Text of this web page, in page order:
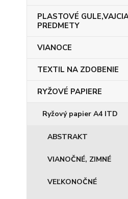
PLASTOVÉ
PREDMETY
VIANOCE
TEXTIL NA ZDOBENIE
RYŽOVÉ PAPIERE
Ryžový papier A4 ITD
ABSTRAKT
VIANOČNÉ, ZIMNÉ
VEĽKONOČNÉ